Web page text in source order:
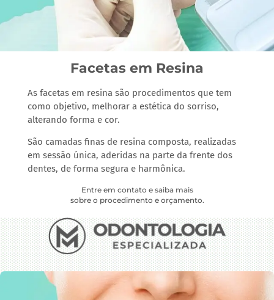
Facetas em Resina
As facetas em resina são procedimentos que tem
como objetivo, melhorar a estética do sorriso,
alterando forma e cor.
São camadas finas de resina composta, realizadas
em sessão única, aderidas na parte da frente dos
dentes, de forma segura e harmônica.
Entre em contato e saiba mais
sobre o procedimento e orçamento.